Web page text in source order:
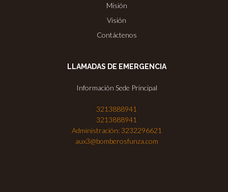
Misión
Visión
Contáctenos
LLAMADAS DE EMERGENCIA
Información Sede Principal
3213888941
3213888941
Administración: 3232296621
aux3@bomberosfunza.com